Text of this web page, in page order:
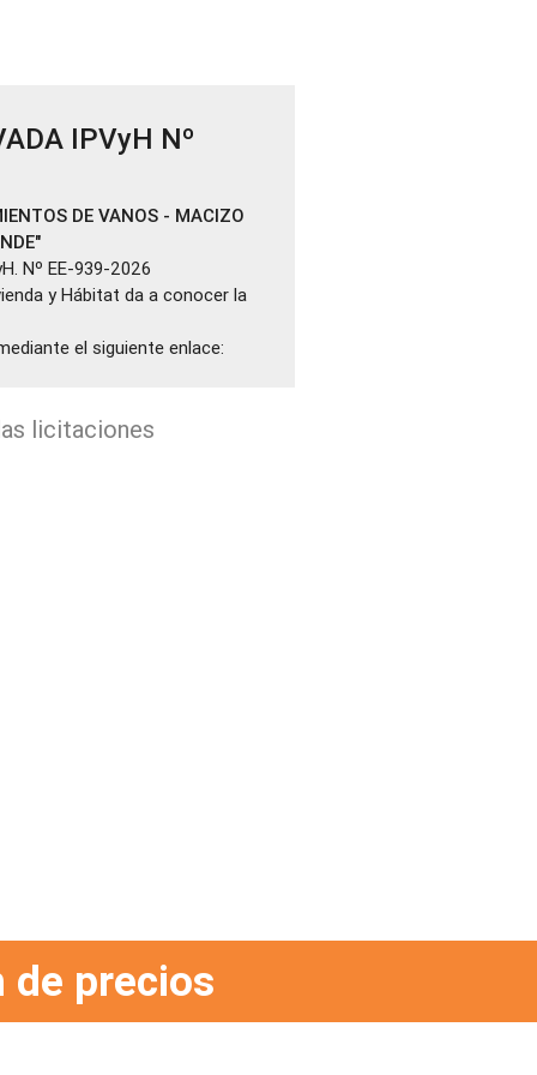
IPVyH Nº
DE VANOS - MACIZO
Nº EE-939-2026
y Hábitat da a conocer la
el siguiente enlace:
licitaciones
de precios